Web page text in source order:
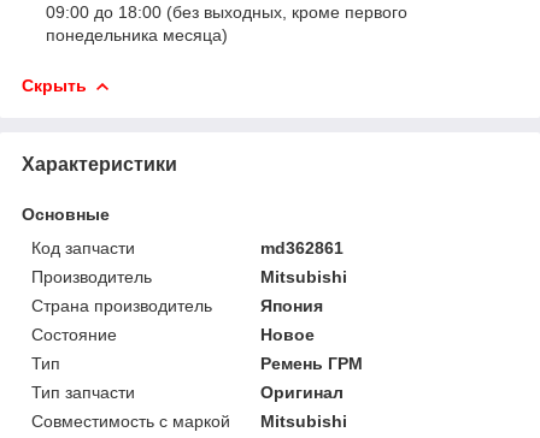
09:00 до 18:00 (без выходных, кроме первого
понедельника месяца)
Скрыть
Характеристики
Основные
Код запчасти
md362861
Производитель
Mitsubishi
Страна производитель
Япония
Состояние
Новое
Тип
Ремень ГРМ
Тип запчасти
Оригинал
Совместимость с маркой
Mitsubishi